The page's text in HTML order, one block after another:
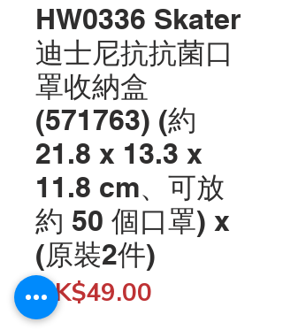
HW0336 Skater
迪士尼抗抗菌口
罩收納盒
(571763) (約
21.8 x 13.3 x
11.8 cm、可放
約 50 個口罩) x
(原裝2件)
HK$49.00